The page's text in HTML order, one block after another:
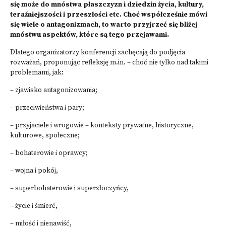
się może do mnóstwa płaszczyzn i dziedzin życia, kultury,
teraźniejszości i przeszłości etc. Choć współcześnie mówi
się wiele o antagonizmach, to warto przyjrzeć się bliżej
mnóstwu aspektów, które są tego przejawami.
Dlatego organizatorzy konferencji zachęcają do podjęcia
rozważań, proponując refleksję m.in. – choć nie tylko nad takimi
problemami, jak:
– zjawisko antagonizowania;
– przeciwieństwa i pary;
– przyjaciele i wrogowie – konteksty prywatne, historyczne,
kulturowe, społeczne;
– bohaterowie i oprawcy;
– wojna i pokój,
– superbohaterowie i superzłoczyńcy,
– życie i śmierć,
– miłość i nienawiść,